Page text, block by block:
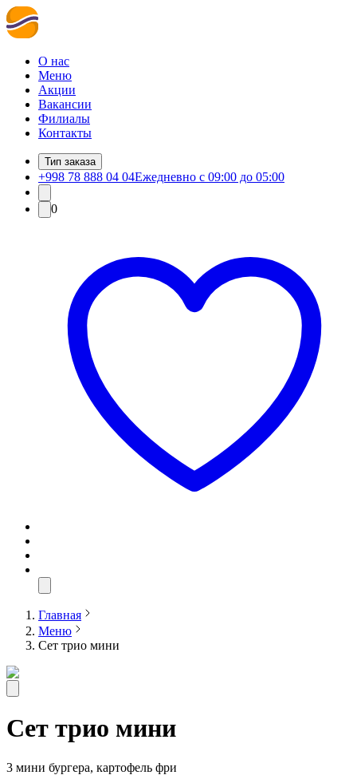
О нас
Меню
Акции
Вакансии
Филиалы
Контакты
Тип заказа
+998 78 888 04 04Ежедневно с 09:00 до 05:00
0
Главная
Меню
Сет трио мини
Сет трио мини
3 мини бургера, картофель фри